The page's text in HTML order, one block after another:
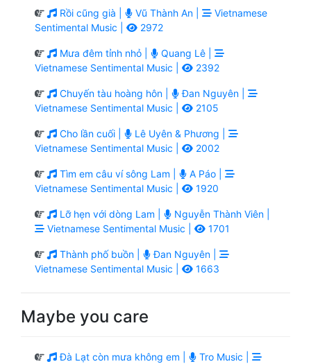
Rồi cũng già | Vũ Thành An |
Vietnamese
Sentimental Music |
2972
Mưa đêm tỉnh nhỏ |
Quang Lê |
Vietnamese Sentimental Music |
2392
Chuyến tàu hoàng hôn |
Đan Nguyên |
Vietnamese Sentimental Music |
2105
Cho lần cuối |
Lê Uyên & Phương |
Vietnamese Sentimental Music |
2002
Tìm em câu ví sông Lam |
A Páo |
Vietnamese Sentimental Music |
1920
Lỡ hẹn với dòng Lam |
Nguyễn Thành Viên |
Vietnamese Sentimental Music |
1701
Thành phố buồn |
Đan Nguyên |
Vietnamese Sentimental Music |
1663
Maybe you care
Đà Lạt còn mưa không em |
Tro Music |